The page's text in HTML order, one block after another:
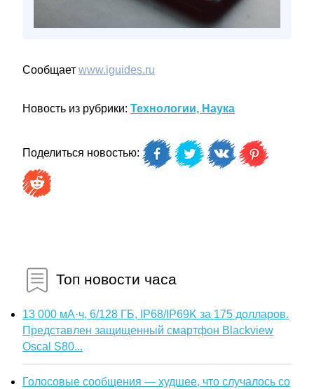
Сообщает www.iguides.ru
Новость из рубрики: Технологии, Наука
Поделиться новостью:
Топ новости часа
13 000 мА·ч, 6/128 ГБ, IP68/IP69K за 175 долларов.
Представлен защищенный смартфон Blackview
Oscal S80...
Голосовые сообщения — худшее, что случалось со